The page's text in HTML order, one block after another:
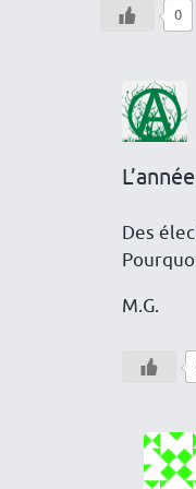
0
Des
M.G.